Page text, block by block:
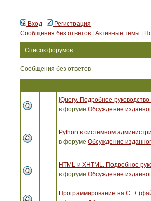
Вход
Регистрация
Сообщения без ответов
Активные темы
Список форумов
Сообщения без ответов
jQuery. Подробное
в форуме Обсуждение
Python в системном
в форуме Обсуждение
HTML и XHTML. Подробное
в форуме Обсуждение
Программирование на C++